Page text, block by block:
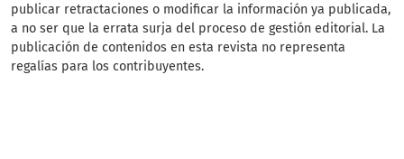
publicar retractaciones o modificar la información ya publicada,
a no ser que la errata surja del proceso de gestión editorial. La
publicación de contenidos en esta revista no representa
regalías para los contribuyentes.